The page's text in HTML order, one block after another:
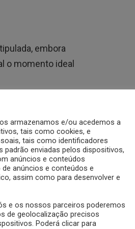
embora
o momento ideal
de vida de cada
muitas as mamãs
e muitas as
dúvidas sobre a
antes de
armazenamos e/ou acedemos a
tais como cookies, e
tais como identificadores
padrão enviadas pelos dispositivos,
anúncios e conteúdos
anúncios e conteúdos e
assim como para desenvolver e
e os nossos parceiros poderemos
de geolocalização precisos
Poderá clicar para